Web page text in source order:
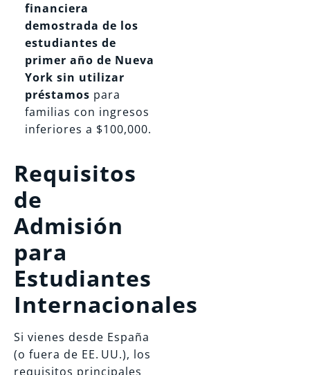
financiera
demostrada de los
estudiantes de
primer año de Nueva
York sin utilizar
préstamos para
familias con ingresos
inferiores a $100,000.
Requisitos
de
Admisión
para
Estudiantes
Internacionales
Si vienes desde España
(o fuera de EE. UU.), los
requisitos principales